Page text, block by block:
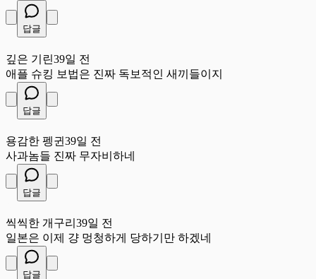
답글
깊은 기린39일 전
애플 슈킹 보법은 진짜 독보적인 새끼들이지
답글
용감한 펭귄 39일 전
사과놈들 진짜 무자비하네
답글
씩씩한 개구리 39일 전
일본은 이제 걍 멍청하게 당하기만 하겠네
답글